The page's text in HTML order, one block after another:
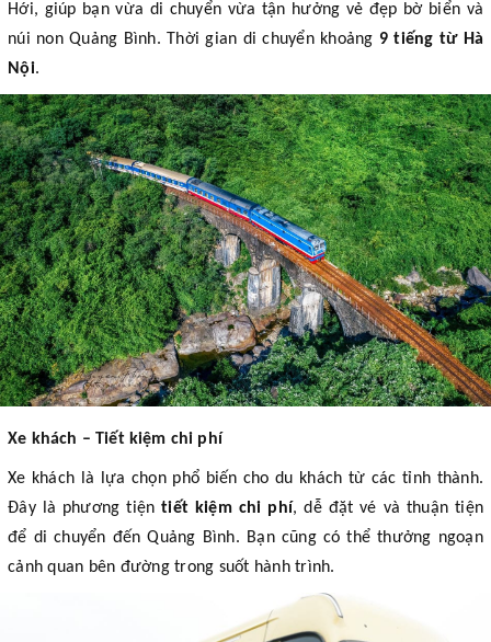
Hới, giúp bạn vừa di chuyển vừa tận hưởng vẻ đẹp bờ biển và
núi non Quảng Bình. Thời gian di chuyển khoảng 9 tiếng từ Hà
Nội.
Xe khách – Tiết kiệm chi phí
Xe khách là lựa chọn phổ biến cho du khách từ các tỉnh thành.
Đây là phương tiệntiết kiệm chi phí, dễ đặt vé và thuận tiện
để di chuyển đến Quảng Bình. Bạn cũng có thể thưởng ngoạn
cảnh quan bên đường trong suốt hành trình.